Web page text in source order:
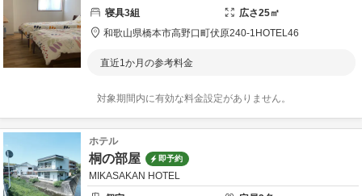
寝具3組 広さ25㎡
和歌山県橋本市高野口町伏原240-1 HOTEL46
直近1か月の参考料金
対象期間内に有効な料金設定がありません。
ホテル
桐の部屋 即予約
MIKASAKAN HOTEL